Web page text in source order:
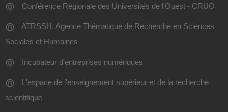
Conférence Régionale des Universités de l'Ouest - CRUO
ATRSSH, Agence Thématique de Recherche en Sciences
Sociales et Humaines
Incubateur d'entreprises numériques
L'espace de l'enseignement supérieur et de la recherche
scientifique